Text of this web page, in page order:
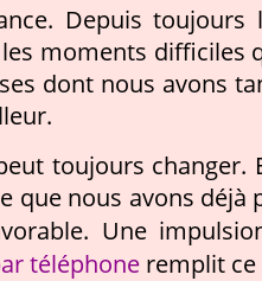
Depuis
moments difficiles
dont nous avons
toujours changer.
que nous avons
Une
téléphone remplit ce